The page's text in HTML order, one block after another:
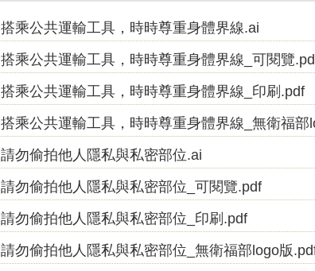
搭乘公共運輸工具，時時尊重身體界線.ai
搭乘公共運輸工具，時時尊重身體界線_可閱覽
搭乘公共運輸工具，時時尊重身體界線_印刷.pdf
搭乘公共運輸工具，時時尊重身體界線_無衛福部
請勿偷拍他人隱私與私密部位.ai
請勿偷拍他人隱私與私密部位_可閱覽.pdf
請勿偷拍他人隱私與私密部位_印刷.pdf
請勿偷拍他人隱私與私密部位_無衛福部logo版